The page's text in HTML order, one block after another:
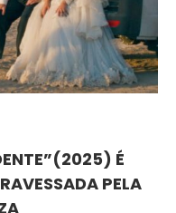
É
PELA